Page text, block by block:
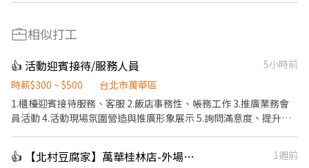
相似打工
👍 活動迎賓接待/服務人員
5小時前
時薪$300 ~ $500
台北市萬華區
1.櫃檯迎賓接待服務、客服 2.飯店事務性、帳務工作 3.推廣業務會
員活動 4.活動現場氛圍營造與推廣形象展示 5.詢問滿意度、提升服
👍 【北村豆腐家】萬華桂林店-外場計時
1週前